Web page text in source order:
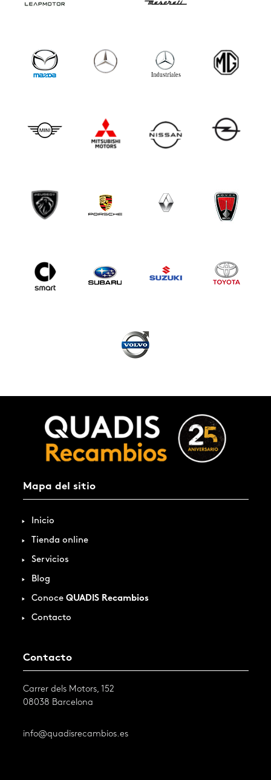
Mapa del sitio
Inicio
Tienda online
Servicios
Blog
Conoce QUADIS Recambios
Contacto
Contacto
Carrer dels Motors, 152
08038 Barcelona
info@quadisrecambios.es